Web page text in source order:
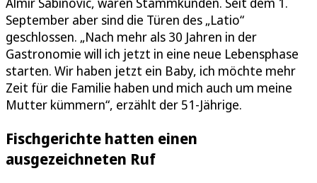
September aber sind die Türen des „Latio“
geschlossen. „Nach mehr als 30 Jahren in der
Gastronomie will ich jetzt in eine neue Lebensphase
starten. Wir haben jetzt ein Baby, ich möchte mehr
Zeit für die Familie haben und mich auch um meine
Mutter kümmern“, erzählt der 51-Jährige.
Fischgerichte hatten einen
ausgezeichneten Ruf